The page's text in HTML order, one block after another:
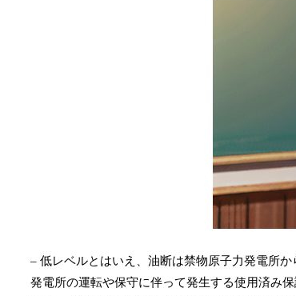
– 低レベルとはいえ、油断は禁物原子力発電所
発電所の運転や保守に伴って発生する使用済み